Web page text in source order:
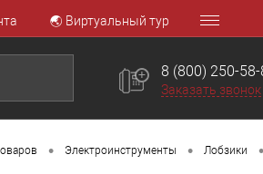
🌏 Виртуальный тур
8 (800) 250-58-
Заказать звонок
• Электроинструменты • Лобзики •